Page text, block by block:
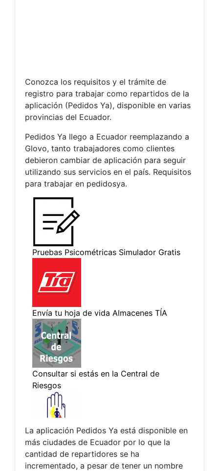
Conozca los requisitos y el trámite de
registro para trabajar como repartidos de la
aplicación (Pedidos Ya), disponible en varias
provincias del Ecuador.
Pedidos Ya llego a Ecuador reemplazando a
Glovo, tanto trabajadores como clientes
debieron cambiar de aplicación para seguir
utilizando sus servicios en el país. Requisitos
para trabajar en pedidosya.
La aplicación Pedidos Ya está disponible en
más ciudades de Ecuador por lo que la
cantidad de repartidores se ha
incrementado, a pesar de tener un nombre